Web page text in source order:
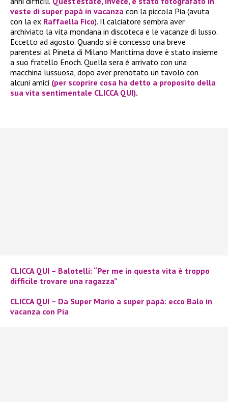
veste di super papà in vacanza con la piccola Pia (avuta
con la ex Raffaella Fico). Il calciatore sembra aver
archiviato la vita mondana in discoteca e le vacanze di lusso.
Eccetto ad agosto. Quando si è concesso una breve
parentesi al Pineta di Milano Marittima dove è stato insieme
a suo fratello Enoch. Quella sera è arrivato con una
macchina lussuosa, dopo aver prenotato un tavolo con
alcuni amici (per scoprire cosa ha detto a proposito della
sua vita sentimentale CLICCA QUI).
CLICCA QUI – Balotelli: “Per me in questa vita è troppo
difficile trovare una ragazza”
CLICCA QUI – Da Super Mario a super papà: ecco Balo in
vacanza con Pia